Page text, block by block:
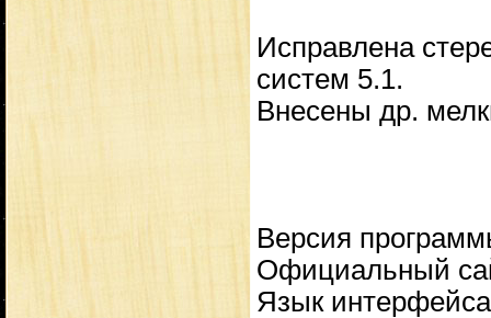
Исправлена
систем 5.1.
Внесены др.
Версия
Официальный
Язык